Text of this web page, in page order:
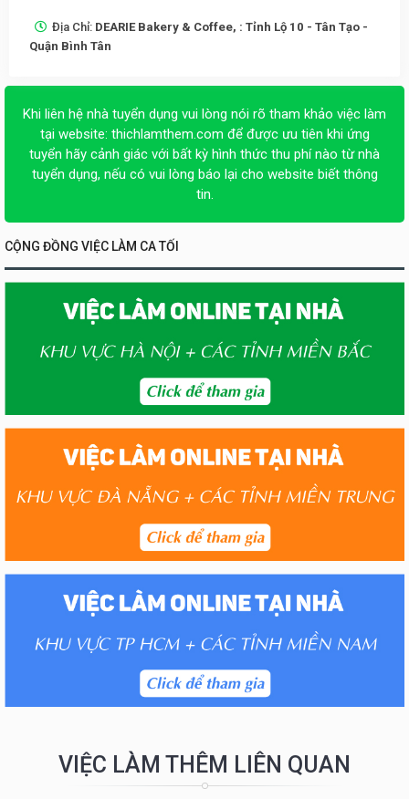
Địa Chỉ: DEARIE Bakery & Coffee, : Tỉnh Lộ 10 - Tân Tạo -
Quận Bình Tân
Khi liên hệ nhà tuyển dụng vui lòng nói rõ tham khảo việc làm
tại website: thichlamthem.com để được ưu tiên khi ứng
tuyển hãy cảnh giác với bất kỳ hình thức thu phí nào từ nhà
tuyển dụng, nếu có vui lòng báo lại cho website biết thông
tin.
CỘNG ĐỒNG VIỆC LÀM CA TỐI
VIỆC LÀM THÊM LIÊN QUAN